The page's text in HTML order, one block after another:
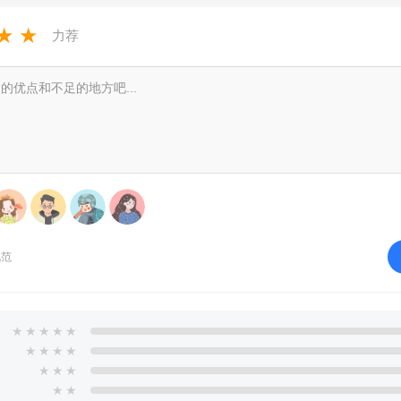
★ 力荐
★ ★ ★ ★ ★
★ ★ ★ ★
★ ★ ★
★ ★